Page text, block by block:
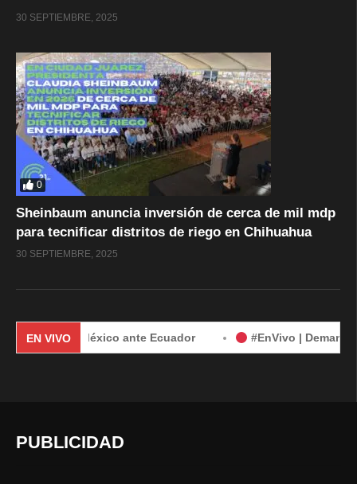
30 SEPTIEMBRE, 2025
0
Sheinbaum anuncia inversión de cerca de mil mdp
para tecnificar distritos de riego en Chihuahua
30 SEPTIEMBRE, 2025
EN VIVO
de México ante Ecuador #EnVivo | Demanda de
PUBLICIDAD